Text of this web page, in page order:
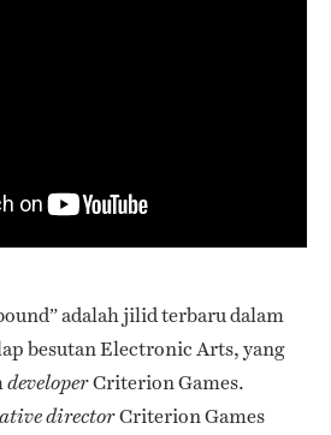
adalah jilid terbaru dalam
besutan Electronic Arts, yang
developerCriterion Games.
directorCriterion Games